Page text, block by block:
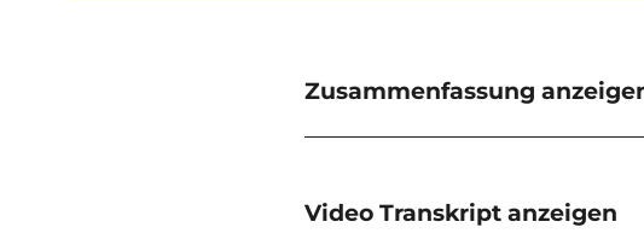
Zusammenfassung
Video Transkript anzeigen